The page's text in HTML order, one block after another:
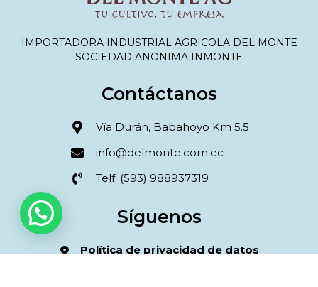
IMPORTADORA INDUSTRIAL AGRICOLA DEL MONTE
SOCIEDAD ANONIMA INMONTE
Contáctanos
Vía Durán, Babahoyo Km 5.5
info@delmonte.com.ec
Telf: (593) 988937319
Síguenos
Política de privacidad de datos